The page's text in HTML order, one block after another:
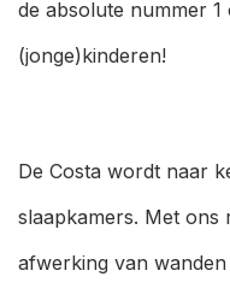
de absolute nummer
(jonge)kinderen!
De Costa wordt naar
slaapkamers. Met ons
afwerking van